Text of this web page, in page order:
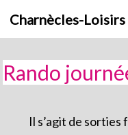
Charnècles-Loisirs
Rando
Il s’agit de sorties